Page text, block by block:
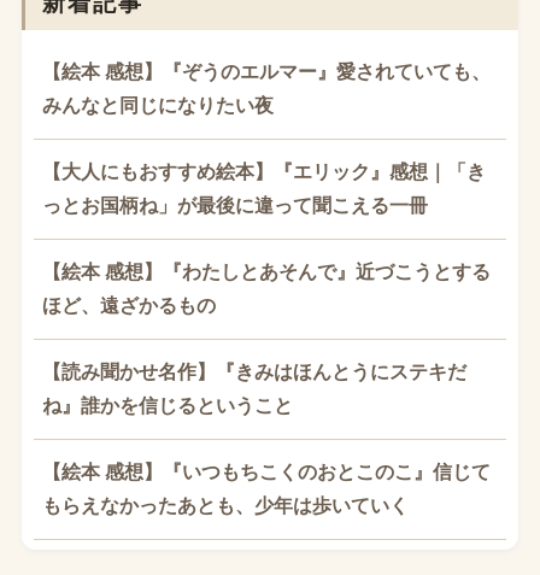
【絵本 感想】『ぞうのエルマー』愛されていても、
みんなと同じになりたい夜
【大人にもおすすめ絵本】『エリック』感想｜「き
っとお国柄ね」が最後に違って聞こえる一冊
【絵本 感想】『わたしとあそんで』近づこうとする
ほど、遠ざかるもの
【読み聞かせ名作】『きみはほんとうにステキだ
ね』誰かを信じるということ
【絵本 感想】『いつもちこくのおとこのこ』信じて
もらえなかったあとも、少年は歩いていく